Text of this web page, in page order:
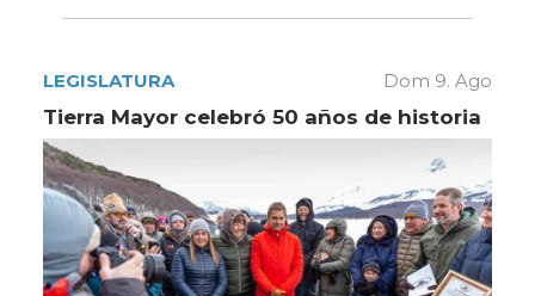
LEGISLATURA Dom 9. Ago
Tierra Mayor celebró 50 años de historia